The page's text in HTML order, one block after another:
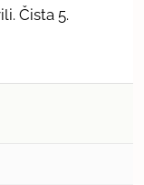
Čista 5.